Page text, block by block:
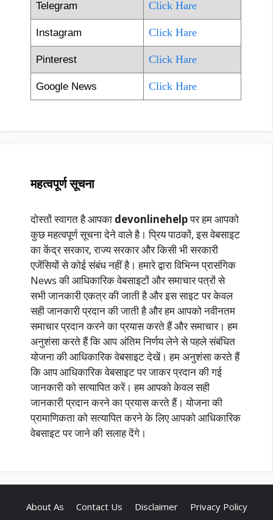
Telegram Click Hare
Instagram Click Hare
Pinterest Click Hare
Google News Click Hare
महत्वपूर्ण सूचना
दोस्तों स्वागत है आपका devonlinehelpपर हम आपको
कुछ महत्वपूर्ण सूचना देने वाले है। प्रिय पाठकों, इस वेबसाइट
का केंद्र सरकार, राज्य सरकार और किसी भी सरकारी
एजेंसियों से कोई संबंध नहीं है। हमारे द्वारा विभिन्न प्रासंगिक
News की आधिकारिक वेबसाइटों और समाचार पत्रों से
सभी जानकारी एकत्र की जाती है और इस साइट पर केवल
सही जानकारी प्रदान की जाती है और हम आपको नवीनतम
समाचार प्रदान करने का प्रयास करते हैं और समाचार। हम
अनुशंसा करते हैं कि आप अंतिम निर्णय लेने से पहले संबंधित
योजना की आधिकारिक वेबसाइट देखें। हम अनुशंसा करते हैं
कि आप आधिकारिक वेबसाइट पर जाकर प्रदान की गई
जानकारी को सत्यापित करें। हम आपको केवल सही
जानकारी प्रदान करने का प्रयास करते हैं। योजना की
प्रामाणिकता को सत्यापित करने के लिए आपको आधिकारिक
वेबसाइट पर जाने की सलाह देंगे।
About As Contact Us Disclaimer Privacy Policy